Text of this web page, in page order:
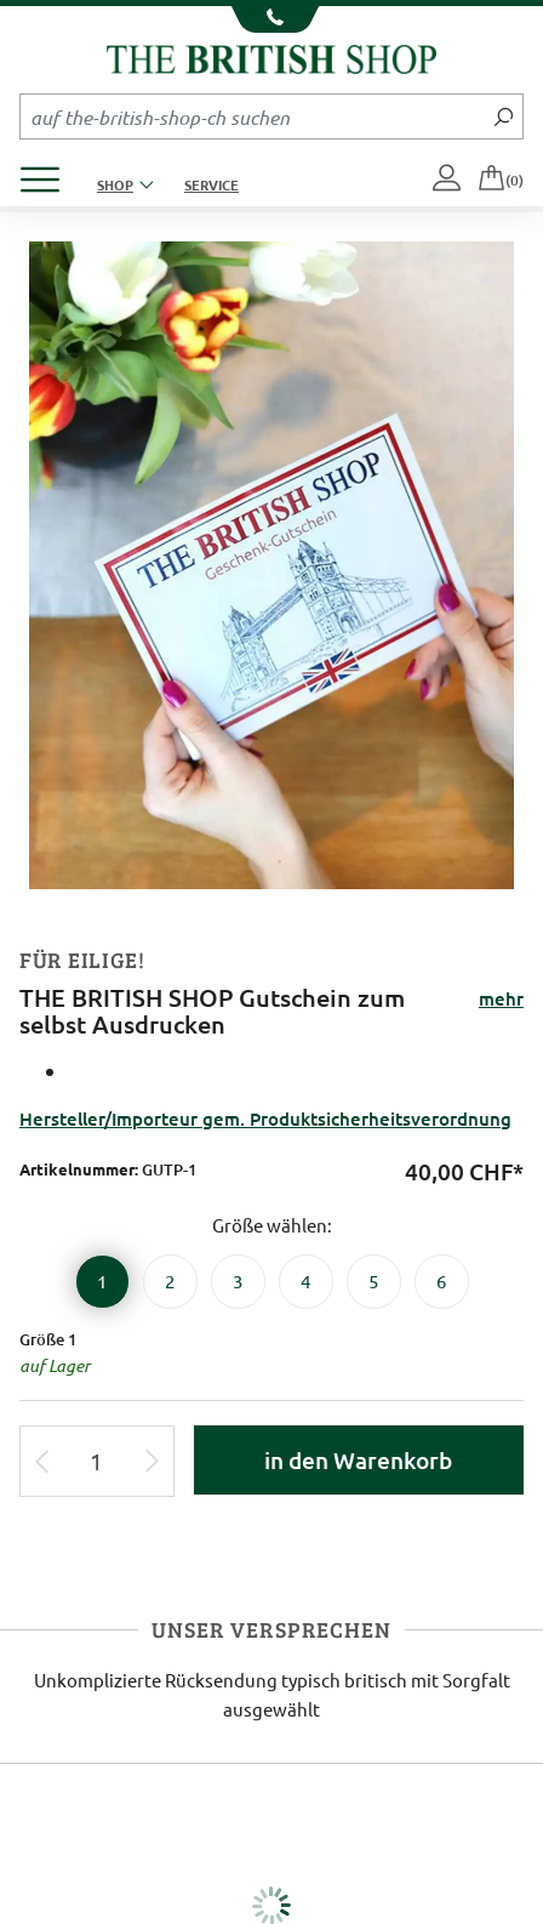
Kompletten Head der Seite überspringen
SHOP SERVICE (0)
FÜR EILIGE!
THE BRITISH SHOP Gutschein zum
selbst Ausdrucken
mehr
Hersteller/Importeur gem. Produktsicherheitsverordnung
Artikelnummer:GUTP-1 40,00 CHF*
Größe wählen:
1 2 3 4 5 6
Größe 1
auf Lager
in den Warenkorb
UNSER VERSPRECHEN
Unkomplizierte Rücksendung typisch britisch mit Sorgfalt
ausgewählt